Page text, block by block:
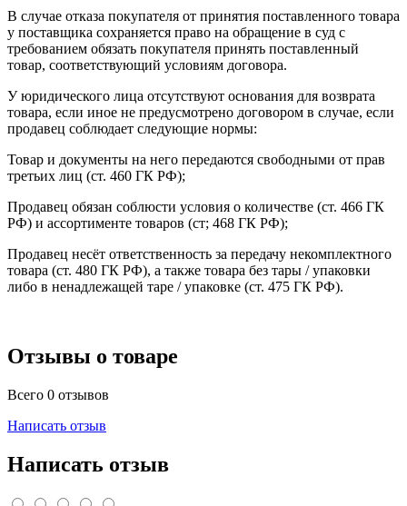
В случае отказа покупателя от принятия поставленного товара
у поставщика сохраняется право на обращение в суд с
требованием обязать покупателя принять поставленный
товар, соответствующий условиям договора.
У юридического лица отсутствуют основания для возврата
товара, если иное не предусмотрено договором в случае, если
продавец соблюдает следующие нормы:
Товар и документы на него передаются свободными от прав
третьих лиц (ст. 460 ГК РФ);
Продавец обязан соблюсти условия о количестве (ст. 466 ГК
РФ) и ассортименте товаров (ст; 468 ГК РФ);
Продавец несёт ответственность за передачу некомплектного
товара (ст. 480 ГК РФ), а также товара без тары / упаковки
либо в ненадлежащей таре / упаковке (ст. 475 ГК РФ).
Отзывы о товаре
Всего 0 отзывов
Написать отзыв
Написать отзыв